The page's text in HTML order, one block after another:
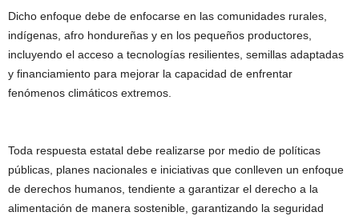
Dicho enfoque debe de enfocarse en las comunidades rurales,
indígenas, afro hondureñas y en los pequeños productores,
incluyendo el acceso a tecnologías resilientes, semillas adaptadas
y financiamiento para mejorar la capacidad de enfrentar
fenómenos climáticos extremos.
Toda respuesta estatal debe realizarse por medio de políticas
públicas, planes nacionales e iniciativas que conlleven un enfoque
de derechos humanos, tendiente a garantizar el derecho a la
alimentación de manera sostenible, garantizando la seguridad